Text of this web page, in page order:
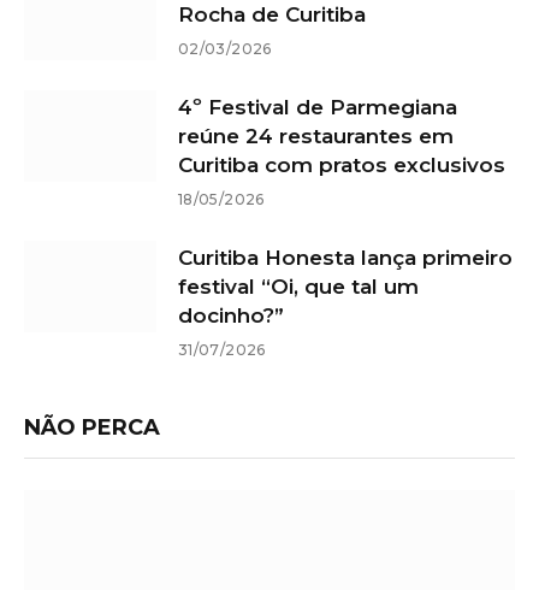
Rocha de Curitiba
02/03/2026
4º Festival de Parmegiana
reúne 24 restaurantes em
Curitiba com pratos exclusivos
18/05/2026
Curitiba Honesta lança primeiro
festival “Oi, que tal um
docinho?”
31/07/2026
NÃO PERCA